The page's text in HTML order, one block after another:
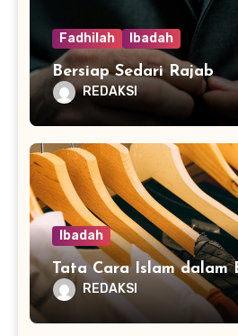
Fadhilah Ibadah
Bersiap Sedari Rajab
REDAKSI
Ibadah
Tata Cara Islam dalam
REDAKSI